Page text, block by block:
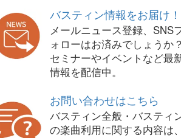
バスティン情報をお届け！
メールニュース登録、SNS
ォローはお済みでしょうか？
セミナーやイベントなど最
情報を配信中。
お問い合わせはこちら
バスティン全般・バスティ
の楽曲利用に関する内容は、